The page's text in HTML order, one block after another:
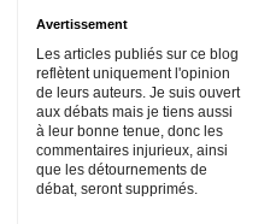
Avertissement
Les articles publiés sur ce blog
reflètent uniquement l'opinion
de leurs auteurs. Je suis ouvert
aux débats mais je tiens aussi
à leur bonne tenue, donc les
commentaires injurieux, ainsi
que les détournements de
débat, seront supprimés.